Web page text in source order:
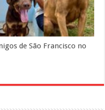
de São Francisco no